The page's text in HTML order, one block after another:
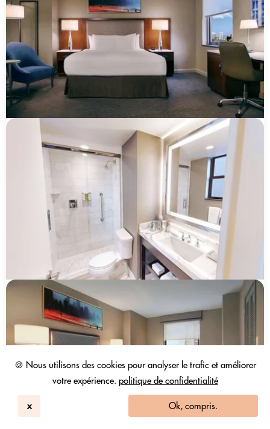
🍪 Nous utilisons des cookies pour analyser le trafic et améliorer
votre expérience. politique de confidentialité
x Ok, compris.